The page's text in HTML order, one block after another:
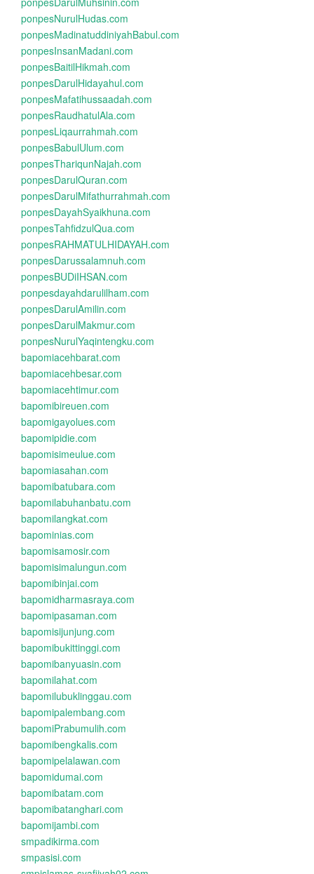
ponpesNurulHudas.com
ponpesMadinatuddiniyahBabul.com
ponpesInsanMadani.com
ponpesBaitilHikmah.com
ponpesDarulHidayahul.com
ponpesMafatihussaadah.com
ponpesRaudhatulAla.com
ponpesLiqaurrahmah.com
ponpesBabulUlum.com
ponpesThariqunNajah.com
ponpesDarulQuran.com
ponpesDarulMifathurrahmah.com
ponpesDayahSyaikhuna.com
ponpesTahfidzulQua.com
ponpesRAHMATULHIDAYAH.com
ponpesDarussalamnuh.com
ponpesBUDiIHSAN.com
ponpesdayahdarulilham.com
ponpesDarulAmilin.com
ponpesDarulMakmur.com
ponpesNurulYaqintengku.com
bapomiacehbarat.com
bapomiacehbesar.com
bapomiacehtimur.com
bapomibireuen.com
bapomigayolues.com
bapomipidie.com
bapomisimeulue.com
bapomiasahan.com
bapomibatubara.com
bapomilabuhanbatu.com
bapomilangkat.com
bapominias.com
bapomisamosir.com
bapomisimalungun.com
bapomibinjai.com
bapomidharmasraya.com
bapomipasaman.com
bapomisijunjung.com
bapomibukittinggi.com
bapomibanyuasin.com
bapomilahat.com
bapomilubuklinggau.com
bapomipalembang.com
bapomiPrabumulih.com
bapomibengkalis.com
bapomipelalawan.com
bapomidumai.com
bapomibatam.com
bapomibatanghari.com
bapomijambi.com
smpadikirma.com
smpasisi.com